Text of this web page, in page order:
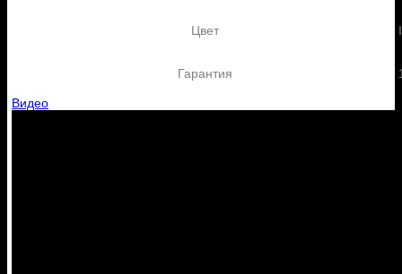
Цвет
Гарантия
Видео